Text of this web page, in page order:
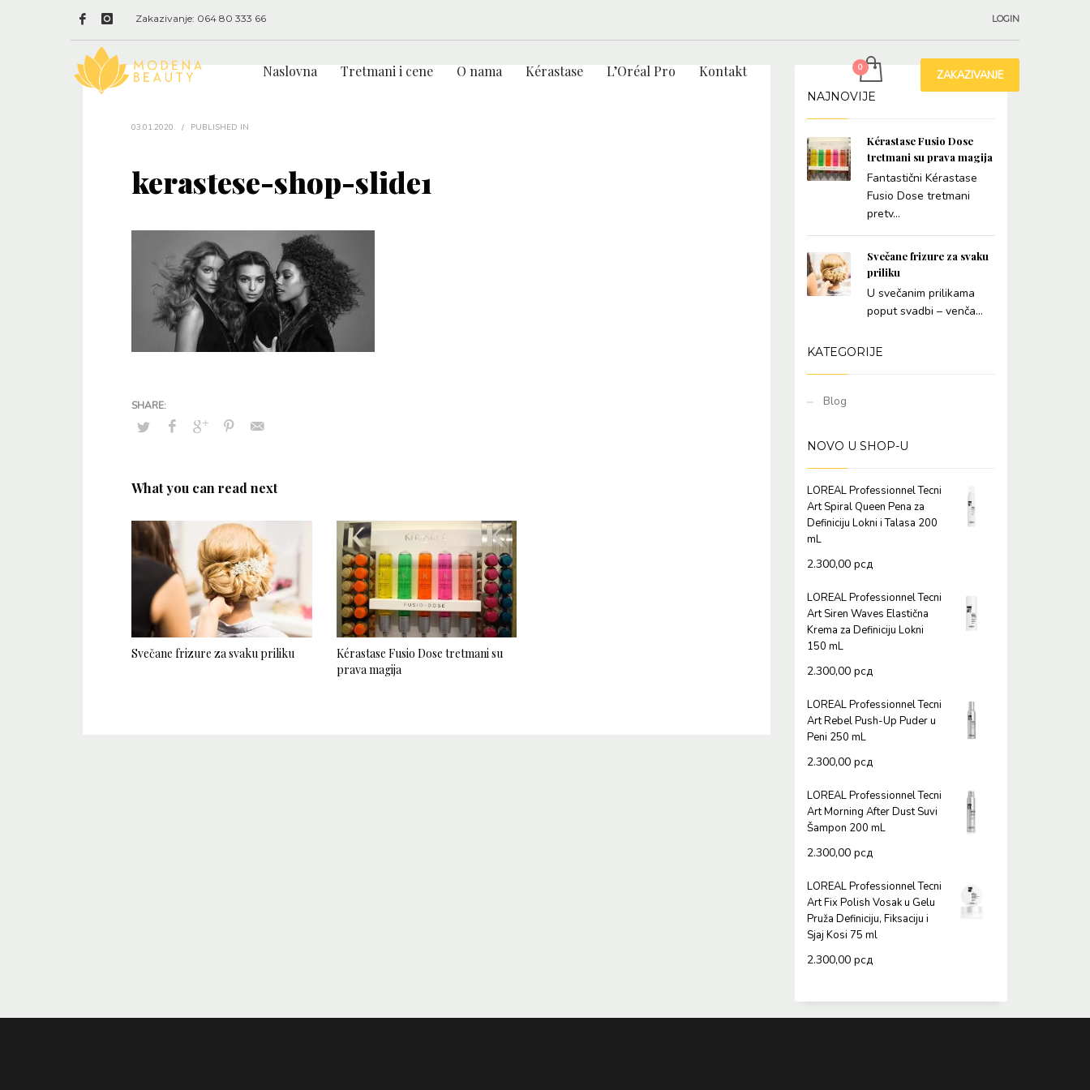
Zakazivanje: 064 80 333 66 LOGIN
Naslovna Tretmani i cene O nama Kérastase L’Oréal Pro Kontakt ZAKAZIVANJE
03.01.2020. / PUBLISHED IN
kerastese-shop-slide1
What you can read next
Svečane frizure za svaku priliku
Kérastase Fusio Dose tretmani su
prava magija
NAJNOVIJE
Kérastase Fusio Dose
tretmani su prava magija
Fantastični Kérastase
Fusio Dose tretmani
pretv...
Svečane frizure za svaku
priliku
U svečanim prilikama
poput svadbi – venča...
KATEGORIJE
Blog
NOVO U SHOP-U
LOREAL Professionnel Tecni
Art Spiral Queen Pena za
Definiciju Lokni i Talasa 200
mL
2.300,00 рсд
LOREAL Professionnel Tecni
Art Siren Waves Elastična
Krema za Definiciju Lokni
150 mL
2.300,00 рсд
LOREAL Professionnel Tecni
Art Rebel Push-Up Puder u
Peni 250 mL
2.300,00 рсд
LOREAL Professionnel Tecni
Art Morning After Dust Suvi
Šampon 200 mL
2.300,00 рсд
LOREAL Professionnel Tecni
Art Fix Polish Vosak u Gelu
Pruža Definiciju, Fiksaciju i
Sjaj Kosi 75 ml
2.300,00 рсд